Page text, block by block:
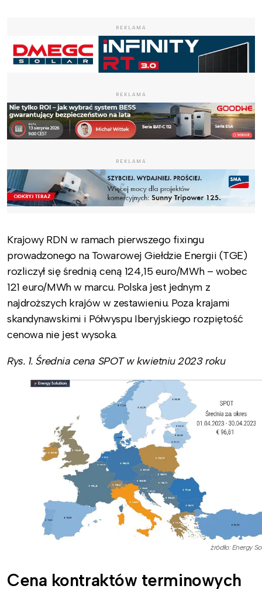
REKLAMA
REKLAMA
REKLAMA
Krajowy RDN w ramach pierwszego fixingu
prowadzonego na Towarowej Giełdzie Energii (TGE)
rozliczył się średnią ceną 124,15 euro/MWh – wobec
121 euro/MWh w marcu. Polska jest jednym z
najdroższych krajów w zestawieniu. Poza krajami
skandynawskimi i Półwyspu Iberyjskiego rozpiętość
cenowa nie jest wysoka.
Rys. 1. Średnia cena SPOT w kwietniu 2023 roku
źródło: Energy
Cena kontraktów terminowych